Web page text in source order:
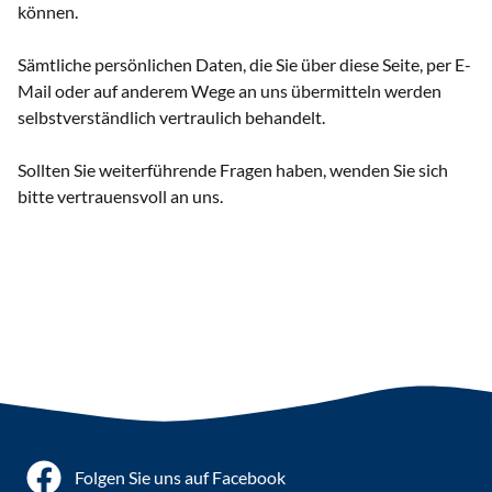
können.
Sämtliche persönlichen Daten, die Sie über diese Seite, per E-
Mail oder auf anderem Wege an uns übermitteln werden
selbstverständlich vertraulich behandelt.
Sollten Sie weiterführende Fragen haben, wenden Sie sich
bitte vertrauensvoll an uns.
Folgen Sie uns auf Facebook